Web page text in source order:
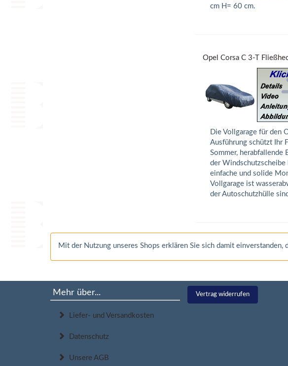
cm H= 60 cm.
Opel Corsa C 3-T
Die Vollgarage für den
Ausführung schützt Ihr
Sommer, herabfallende
der
einfache und solide
Vollgarage ist
der Autoschutzhülle
Mit der Nutzung unseres Shops erklären Sie sich damit
Mehr über...
Liefer- und Versandkosten
Datenschutz
Unsere AGB
Vertrag widerrufen